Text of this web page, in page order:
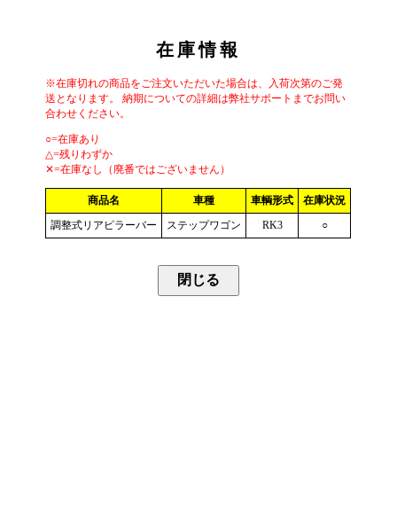
在庫情報
※在庫切れの商品をご注文いただいた場合は、入荷次第のご発
送となります。 納期についての詳細は弊社サポートまでお問い
合わせください。
○=在庫あり
△=残りわずか
✕=在庫なし（廃番ではございません）
商品名 車種 車輌形式
在庫状況
調整式リアピラーバー
ステップワゴン RK3 ○